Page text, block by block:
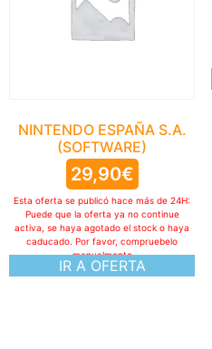
NINTENDO ESPAÑA S.A.
(SOFTWARE)
29,90€
IR A OFERTA
Esta oferta se publicó hace más de 24H:
Puede que la oferta ya no continue
activa, se haya agotado el stock o haya
caducado. Por favor, compruebelo
manualmente